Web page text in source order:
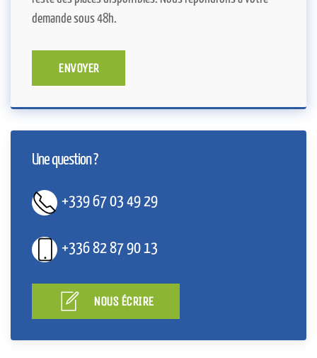
demande sous 48h.
ENVOYER
Une question ?
+339 67 03 49 29
+336 82 87 90 13
NOUS ÉCRIRE